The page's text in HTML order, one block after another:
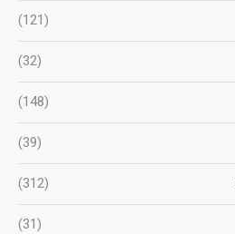
(121)
(32)
(148)
(39)
(312)
(31)